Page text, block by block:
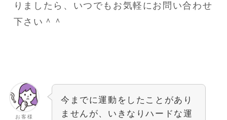
りましたら、いつでもお気軽にお問い合わせ
下さい＾＾
お客様
今までに運動をしたことがあり
ませんが、いきなりハードな運